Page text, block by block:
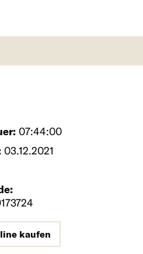
07:44:00
03.12.2021
kaufen